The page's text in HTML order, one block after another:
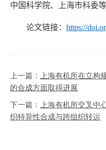
中国科学院、上海市科委等
论文链接： https://
上一篇：
上海有机所在立构
的合成方面取得进展
下一篇：
上海有机所交叉中
织特异性合成与跨组织转运